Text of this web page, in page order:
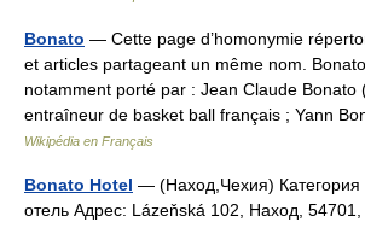
Bonato — Cette page d’homonymie
et articles partageant un même nom.
notamment porté par : Jean Claude Bonato
entraîneur de basket ball français ; Yann
Wikipédia en Français
Bonato Hotel — (Наход,Чехия) Категория
отель Адрес: Lázeňská 102, Наход,